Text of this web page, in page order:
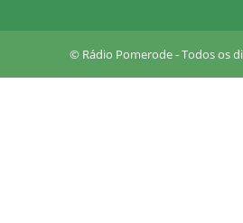
a
© Rádio Pomerode - Todos os